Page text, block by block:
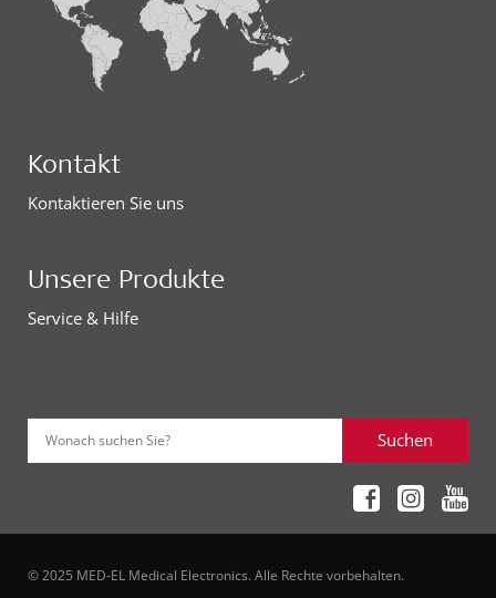
Kontakt
Kontaktieren Sie uns
Unsere Produkte
Service & Hilfe
Wonach suchen Sie? Suchen
© 2025 MED-EL Medical Electronics. Alle Rechte vorbehalten.